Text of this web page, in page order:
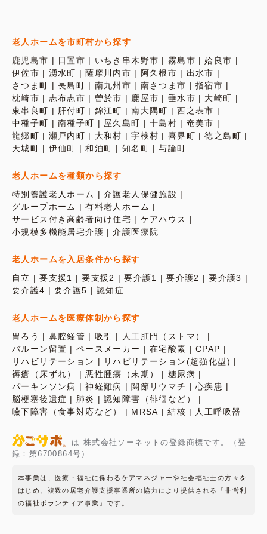
老人ホームを市町村から探す
鹿児島市
日置市 いちき串木野市 霧島市
姶良市
伊佐市
湧水町 薩摩川内市 阿久根市
出水市
さつま町
長島町 南九州市 南さつま市
指宿市
枕崎市
志布志市 曽於市 鹿屋市 垂水市
大崎町
東串良町
肝付町 錦江町 南大隅町
西之表市
中種子町
南種子町 屋久島町 十島村
奄美市
龍郷町
瀬戸内町 大和村 宇検村 喜界町
徳之島町
天城町
伊仙町 和泊町 知名町 与論町
老人ホームを種類から探す
特別養護老人ホーム
介護老人保健施設
グループホーム
有料老人ホーム
サービス付き高齢者向け住宅
ケアハウス
小規模多機能居宅介護
介護医療院
老人ホームを入居条件から探す
自立
要支援1 要支援2 要介護1 要介護2
要介護3
要介護4
要介護5 認知症
老人ホームを医療体制から探す
胃ろう
鼻腔経管 吸引
人工肛門（ストマ）
バルーン留置
ペースメーカー 在宅酸素
CPAP
リハビリテーション
リハビリテーション(超強化型)
褥瘡（床ずれ）
悪性腫瘍（末期）
糖尿病
パーキンソン病
神経難病 関節リウマチ
心疾患
脳梗塞後遺症
肺炎
認知障害（徘徊など）
嚥下障害（食事対応など）
MRSA 結核 人工呼吸器
は 株式会社ソーネットの登録商標です。（登
録：第6700864号）
本事業は、医療・福祉に係わるケアマネジャーや社会福祉士の方々を
はじめ、複数の居宅介護支援事業所の協力により提供される「非営利
の福祉ボランティア事業」です。